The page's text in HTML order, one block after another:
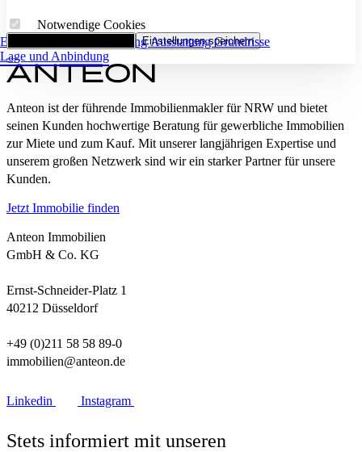
Eckdaten FlächenaufstellungAusstattungGrundrisse
Lage und Anbindung
Notwendige Cookies
Einstellungen speichern
Anteon ist der führende Immobilienmakler für NRW und bietet
seinen Kunden hochwertige Beratung für gewerbliche Immobilien
zur Miete und zum Kauf. Mit unserer langjährigen Expertise und
unserem großen Netzwerk sind wir ein starker Partner für unsere
Kunden.
Jetzt Immobilie finden
Anteon Immobilien
GmbH & Co. KG
Ernst-Schneider-Platz 1
40212 Düsseldorf
+49 (0)211 58 58 89-0
immobilien@anteon.de
Linkedin Instagram
Stets informiert mit unseren